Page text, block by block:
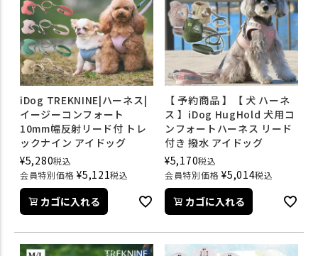
iDog TREKNINE|ハーネス|
イージーコンフォート
10mm幅反射リード付 トレ
ックナイン アイドッグ
¥5,280税込
会員特別価格 ¥5,121税込
カゴに入れる
【 予約商品 】【 犬 ハーネ
ス 】iDog HugHold 犬用コ
ンフォートハーネス リード
付き 撥水 アイドッグ
¥5,170税込
会員特別価格 ¥5,014税込
カゴに入れる